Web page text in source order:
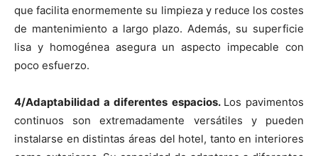
que facilita enormemente su limpieza y reduce los costes
de mantenimiento a largo plazo. Además, su superficie
lisa y homogénea asegura un aspecto impecable con
poco esfuerzo.
4/Adaptabilidad a diferentes espacios. Los pavimentos
continuos son extremadamente versátiles y pueden
instalarse en distintas áreas del hotel, tanto en interiores